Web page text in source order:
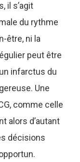
il s’agit
du rythme
être, ni la
peut être
infarctus du
Une
comme celle
alors d’autant
décisions